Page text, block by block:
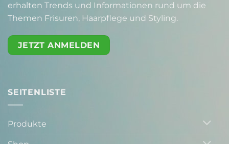
erhalten Trends und Informationen rund um die
Themen Frisuren, Haarpflege und Styling.
JETZT ANMELDEN
SEITENLISTE
Produkte